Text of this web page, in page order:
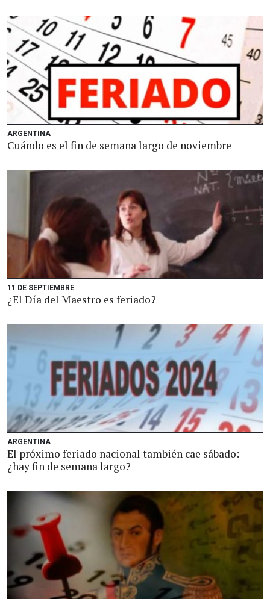
ARGENTINA
Cuándo es el fin de semana largo de noviembre
11 DE SEPTIEMBRE
¿El Día del Maestro es feriado?
ARGENTINA
El próximo feriado nacional también cae sábado:
¿hay fin de semana largo?